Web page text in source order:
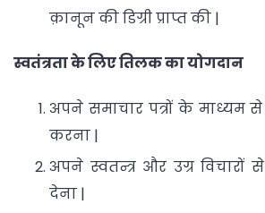
क़ानून की डिग्री प्राप्त की |
स्वतंत्रता के लिए तिलक का योगदान
अपने समाचार पत्रों के माध्यम
करना |
अपने स्वतन्त्र और उग्र विचारों
देना |